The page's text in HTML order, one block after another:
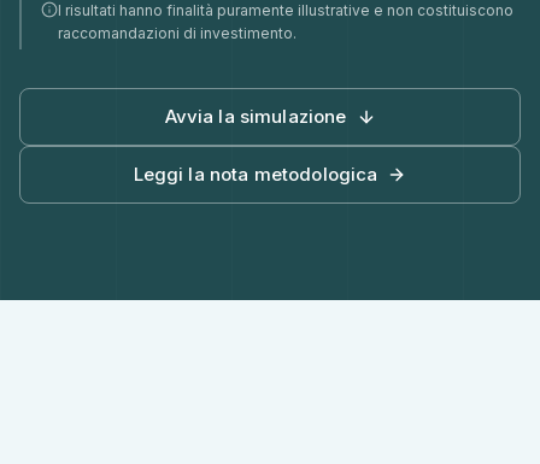
I risultati hanno finalità puramente illustrative e non costituiscono
raccomandazioni di investimento.
Avvia la simulazione
Leggi la nota metodologica